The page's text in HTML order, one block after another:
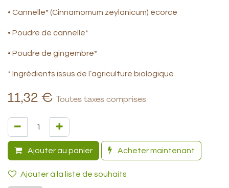
• Cannelle* (Cinnamomum zeylanicum) écorce
• Poudre de cannelle*
• Poudre de gingembre*
* Ingrédients issus de l’agriculture biologique
11,32 € Toutes taxes comprises
Ajouter au panier Acheter maintenant
Ajouter à la liste de souhaits